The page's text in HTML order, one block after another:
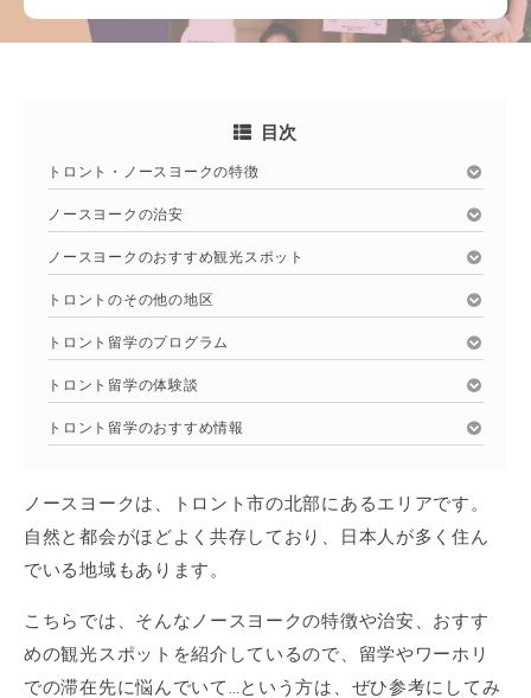
目次
トロント・ノースヨークの特徴
ノースヨークの治安
ノースヨークのおすすめ観光スポット
トロントのその他の地区
トロント留学のプログラム
トロント留学の体験談
トロント留学のおすすめ情報
ノースヨークは、トロント市の北部にあるエリアです。
自然と都会がほどよく共存しており、日本人が多く住ん
でいる地域もあります。
こちらでは、そんなノースヨークの特徴や治安、おすす
めの観光スポットを紹介しているので、留学やワーホリ
での滞在先に悩んでいて…という方は、ぜひ参考にしてみ